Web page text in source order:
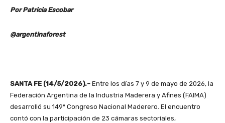
Por Patricia Escobar
@argentinaforest
SANTA FE (14/5/2026).- Entre los días 7 y 9 de mayo de 2026, la
Federación Argentina de la Industria Maderera y Afines (FAIMA)
desarrolló su 149º Congreso Nacional Maderero. El encuentro
contó con la participación de 23 cámaras sectoriales,